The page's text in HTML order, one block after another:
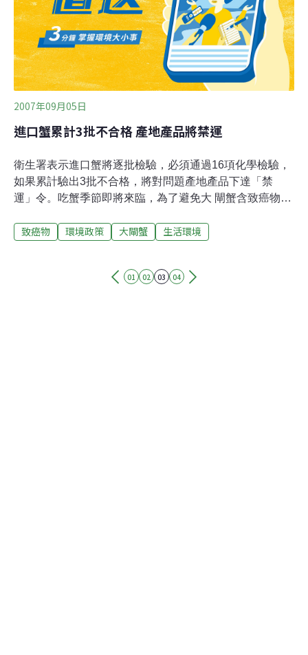
2007年09月05日
進口蟹累計3批不合格 產地產品將禁運
衛生署表示進口蟹將逐批檢驗，必須通過16項化學檢驗，
如果累計驗出3批不合格，將對問題產地產品下達「禁
運」令。吃蟹季節即將來臨，為了避免大 閘蟹含致癌物的
生署今天(5日)起陸續進行進口檢驗流程演練，確認查驗環
標檢局耗時96個小時的16項化學檢驗、過兩關通過後，符
致癌物 環境政策 大閘蟹 生活環境
01 02 03 04